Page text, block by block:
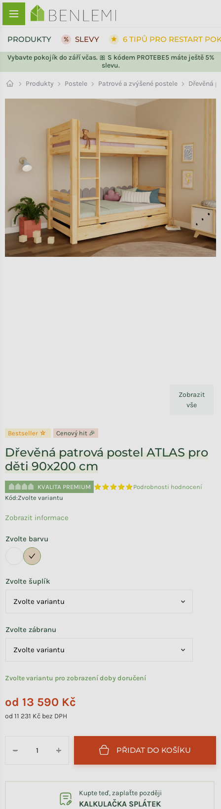
Přejít na obsah
Vybavte pokojík do září včas. 🎀 S kódem PROTEBE5 máte ještě 5%
slevu.
PRODUKTY SLEVY 6 TIPŮ PRO RESTART
Produkty Postele Patrové a zvýšené postele Dřevěná
Zobrazit
vše
Bestseller ☆ Cenový hit 🎉
Dřevěná patrová postel ATLAS pro
děti 90x200 cm
KVALITA PREMIUM
Průměrné hodnocení produktu je
Podrobnosti hodnocení
Kód:Zvolte variantu
od 13 590 Kč
od 11 231 Kč bez DPH
Zvolte variantu pro zobrazení doby doručení
Zvolte barvu
Zvolte šuplík
Zvolte zábranu
+
− PŘIDAT DO KOŠÍKU
Kupte teď, zaplaťte později
KALKULAČKA SPLÁTEK
Zobrazit informace
ZPĚT DO OBCHODU